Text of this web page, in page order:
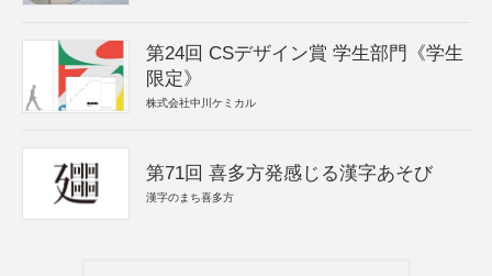
第24回 CSデザイン賞 学生部門《学生
限定》
株式会社中川ケミカル
第71回 喜多方発感じる漢字あそび
漢字のまち喜多方